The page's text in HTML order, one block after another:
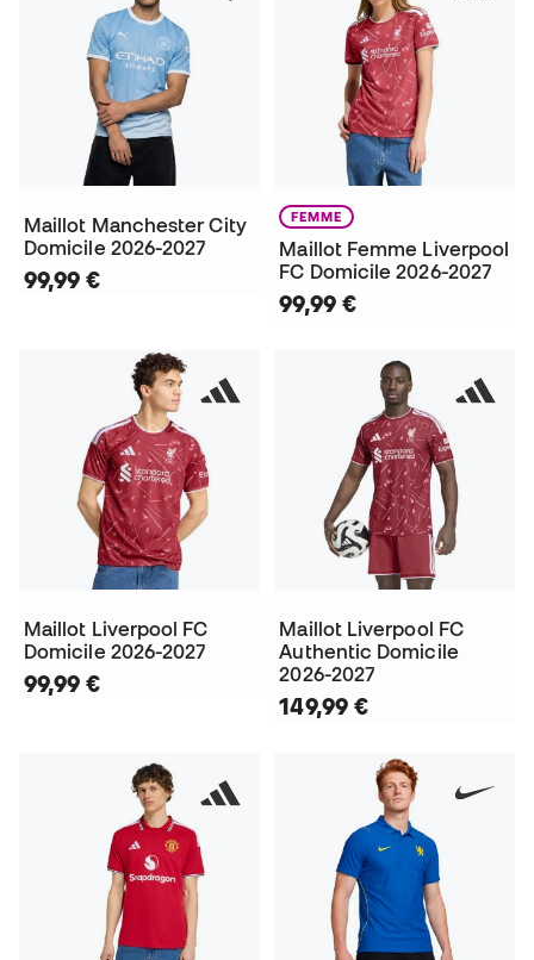
Maillot Manchester City
Domicile 2026-2027
99,99 €
FEMME
Maillot Femme Liverpool
FC Domicile 2026-2027
99,99 €
Maillot Liverpool FC
Domicile 2026-2027
99,99 €
Maillot Liverpool FC
Authentic Domicile
2026-2027
149,99 €